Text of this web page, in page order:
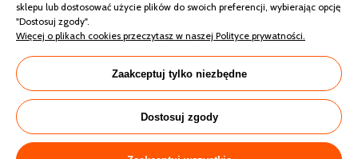
4 dni
23,20 zł
29,00 zł
4 dni
47,20 zł
59,00 zł
-20% -20%
sklepu lub dostosować użycie plików do swoich preferencji, wybierając opcję
"Dostosuj zgody".
Więcej o plikach cookies przeczytasz w naszej Polityce prywatności.
Zaakceptuj tylko niezbędne
Dostosuj zgody